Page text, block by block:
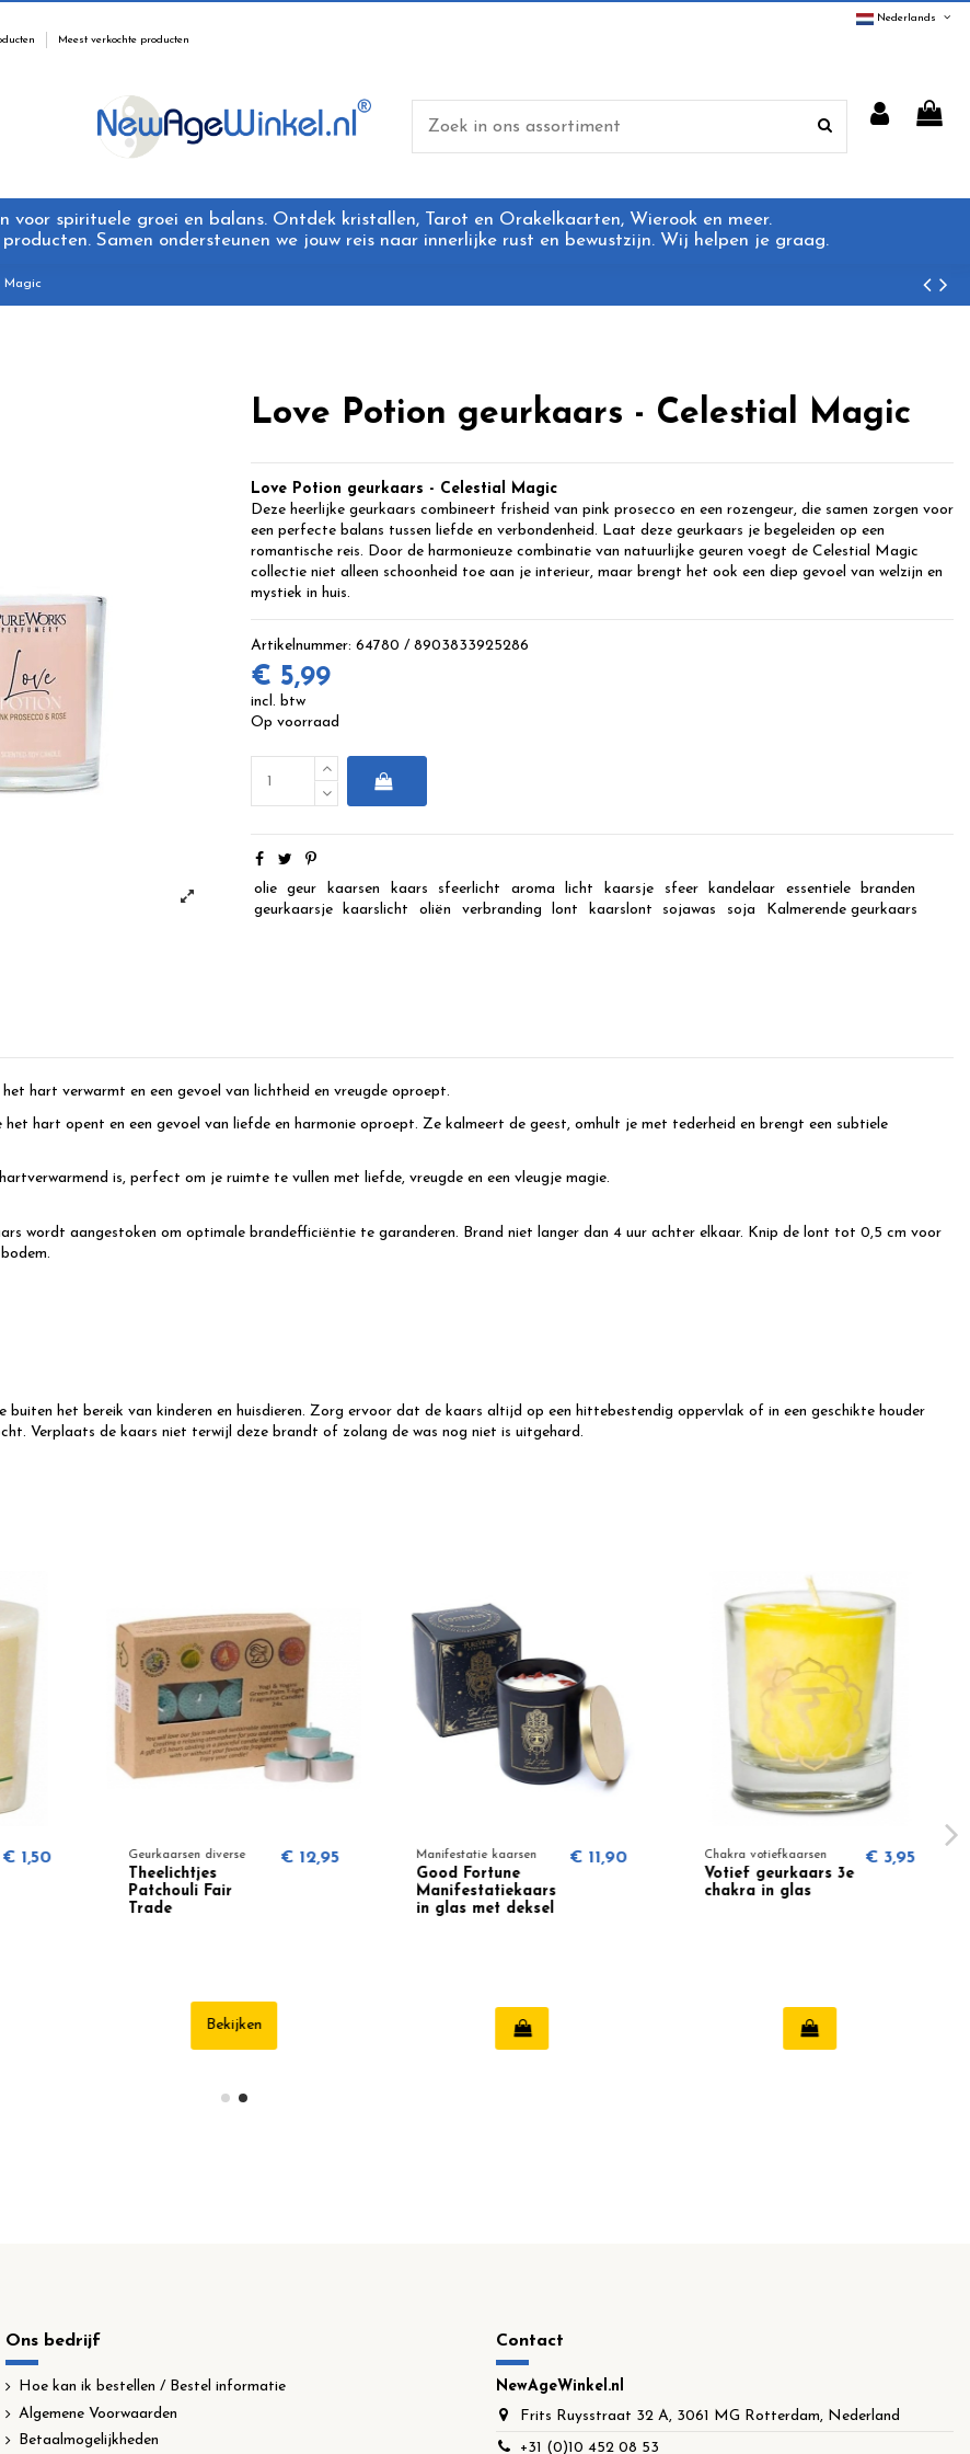
Meest verkochte producten
Nederlands
voor spirituele groei en balans. Ontdek kristallen, Tarot en Orakelkaarten, Wierook en meer.
Samen ondersteunen we jouw reis naar innerlijke rust en bewustzijn. Wij helpen je graag.
Magic
Love Potion geurkaars - Celestial Magic
Love Potion geurkaars - Celestial Magic
Deze heerlijke geurkaars combineert frisheid van pink prosecco en een rozengeur, die samen zorgen voor
een perfecte balans tussen liefde en verbondenheid. Laat deze geurkaars je begeleiden op een
romantische reis. Door de harmonieuze combinatie van natuurlijke geuren voegt de Celestial Magic
collectie niet alleen schoonheid toe aan je interieur, maar brengt het ook een diep gevoel van welzijn en
mystiek in huis.
Artikelnummer: 64780 / 8903833925286
€ 5,99
incl. btw
Op voorraad
olie geur kaarsen kaars sfeerlicht aroma licht kaarsje sfeer kandelaar essentiele
branden
geurkaarsje
kaarslicht oliën verbranding lont kaarslont sojawas soja Kalmerende geurkaars
hart verwarmt en een gevoel van lichtheid en vreugde oproept.
hart opent en een gevoel van liefde en harmonie oproept. Ze kalmeert de geest, omhult je met tederheid en brengt een subtiele
is, perfect om je ruimte te vullen met liefde, vreugde en een vleugje magie.
wordt aangestoken om optimale brandefficiëntie te garanderen. Brand niet langer dan 4 uur achter elkaar. Knip de lont tot 0,5 cm voor
buiten het bereik van kinderen en huisdieren. Zorg ervoor dat de kaars altijd op een hittebestendig oppervlak of in een geschikte houder
Verplaats de kaars niet terwijl deze brandt of zolang de was nog niet is uitgehard.
Geurkaarsen diverse
Indian Summer
votive geurkaars
€ 1,50 Geurkaarsen diverse
Theelichtjes
Patchouli Fair
€ 12,95 Manifestatie kaarsen
Good Fortune
Manifestatiekaars
€ 11,90
Ons bedrijf
Hoe kan ik bestellen / Bestel informatie
Algemene Voorwaarden
Betaalmogelijkheden
Contact
NewAgeWinkel.nl
Frits Ruysstraat 32 A, 3061 MG Rotterdam, Nederland
+31 (0)10 452 08 53